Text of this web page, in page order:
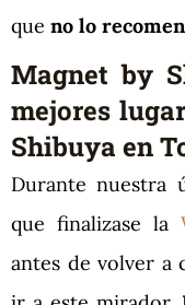
que no lo
Magnet by
mejores
Shibuya en
Durante nuestra
que finalizase la
antes de volver a